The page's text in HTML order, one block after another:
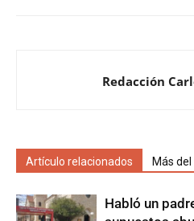
Redacción
Artículo relacionados Más
Habló un